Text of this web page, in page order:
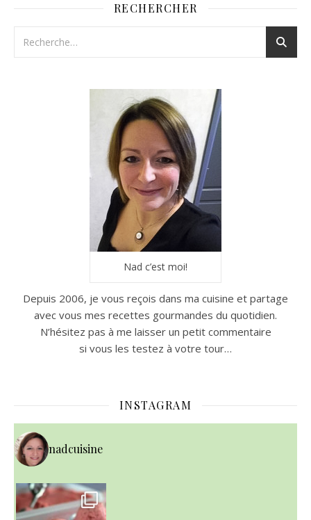
RECHERCHER
Nad c’est moi!
Depuis 2006, je vous reçois dans ma cuisine et partage
avec vous mes recettes gourmandes du quotidien.
N’hésitez pas à me laisser un petit commentaire
si vous les testez à votre tour…
INSTAGRAM
nadcuisine
~ NICE CREAM À LA FRAISE ~
Presque un mois que